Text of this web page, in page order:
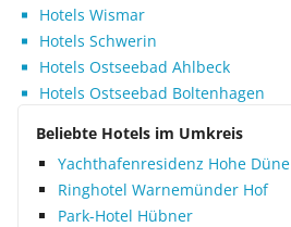
Hotels Wismar
Hotels Schwerin
Hotels Ostseebad Ahlbeck
Hotels Ostseebad Boltenhagen
Beliebte Hotels im Umkreis
Yachthafenresidenz Hohe Düne
Ringhotel Warnemünder Hof
Park-Hotel Hübner